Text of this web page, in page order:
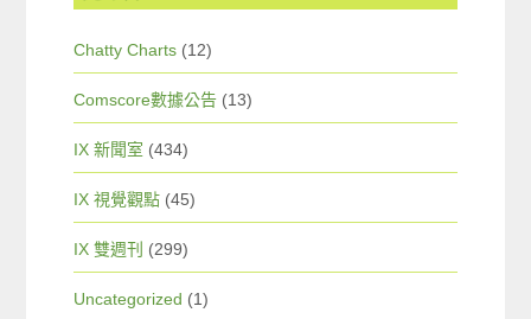
Chatty Charts (12)
Comscore數據公告 (13)
IX 新聞室 (434)
IX 視覺觀點 (45)
IX 雙週刊 (299)
Uncategorized (1)